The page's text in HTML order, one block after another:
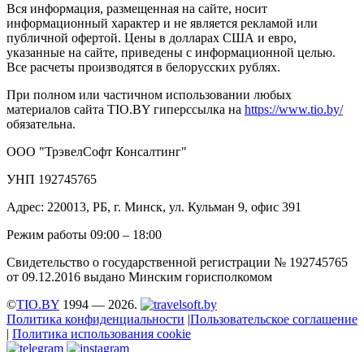
Вся информация, размещенная на сайте, носит
информационный характер и не является рекламой или
публичной офертой. Цены в долларах США и евро,
указанные на сайте, приведены с информационной целью.
Все расчеты производятся в белорусских рублях.
При полном или частичном использовании любых
материалов сайта TIO.BY гиперссылка на https://www.tio.by/
обязательна.
ООО "ТрэвелСофт Консалтинг"
УНП 192745765
Адрес: 220013, РБ, г. Минск, ул. Кульман 9, офис 391
Режим работы 09:00 – 18:00
Свидетельство о государственной регистрации № 192745765
от 09.12.2016 выдано Минским горисполкомом
©TIO.BY 1994 — 2026.
Политика конфиденциальности |Пользовательское соглашение
| Политика использования cookie